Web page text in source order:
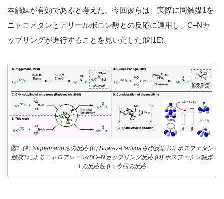
本触媒が有効であると考えた。今回彼らは、実際に同触媒1を
ニトロメタンとアリールボロン酸との反応に適用し、C–Nカ
ップリングが進行することを見いだした(図1E)。
図1. (A) Niggemannらの反応 (B) Suárez-Pantigaらの反応 (C) ホスフェタン
触媒1によるニトロアレーンのC–Nカップリング反応 (D) ホスフェタン触媒
1の反応性 (E) 今回の反応